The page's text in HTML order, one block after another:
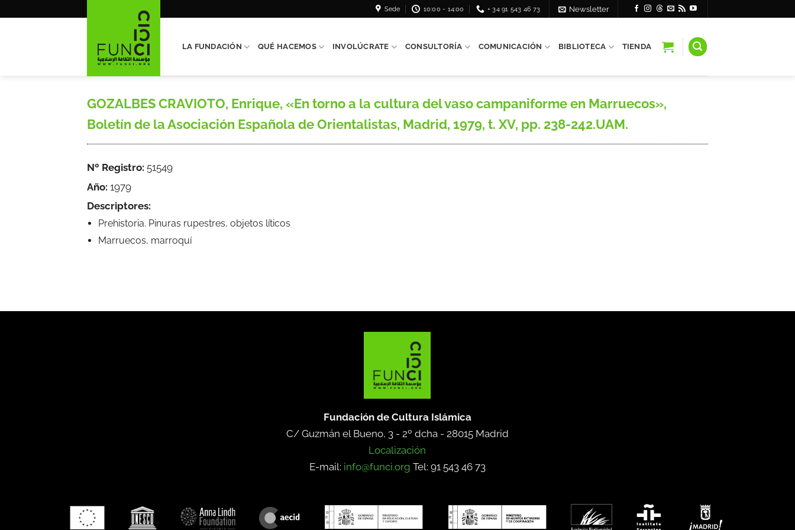
Sede 10:00 - 14:00 + 34 91 543 46 73 Newsletter
LA FUNDACIÓN QUÉ HACEMOS INVOLÚCRATE CONSULTORÍA COMUNICACIÓN BIBLIOTECA TIENDA
GOZALBES CRAVIOTO, Enrique, «En torno a la cultura del vaso campaniforme en Marruecos»,
Boletín de la Asociación Española de Orientalistas, Madrid, 1979, t. XV, pp. 238-242.UAM.
Nº Registro: 51549
Año: 1979
Descriptores:
Prehistoria. Pinuras rupestres, objetos líticos
Marruecos, marroquí
Fundación de Cultura Islámica
C/ Guzmán el Bueno, 3 - 2º dcha - 28015 Madrid
Localización
E-mail: info@funci.org Tel: 91 543 46 73